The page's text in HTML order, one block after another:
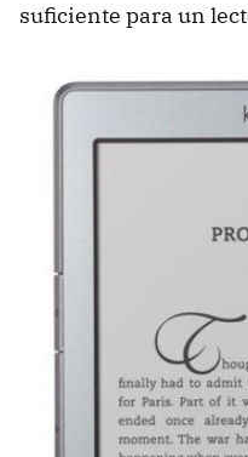
suficiente para un